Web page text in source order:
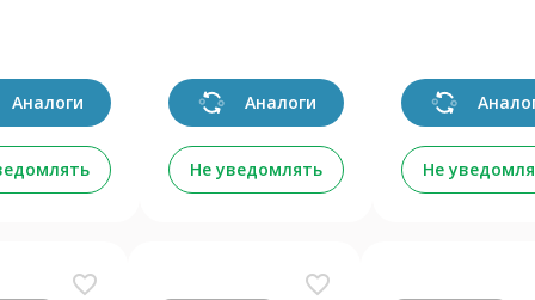
Аналоги Аналоги
Не уведомлять Не
favorite_border favorite_border